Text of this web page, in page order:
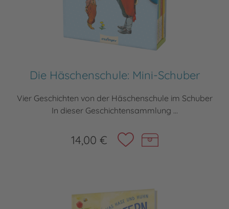
Die Häschenschule: Mini-Schuber
Vier Geschichten von der Häschenschule im Schuber
In dieser Geschichtensammlung ...
14,00 €